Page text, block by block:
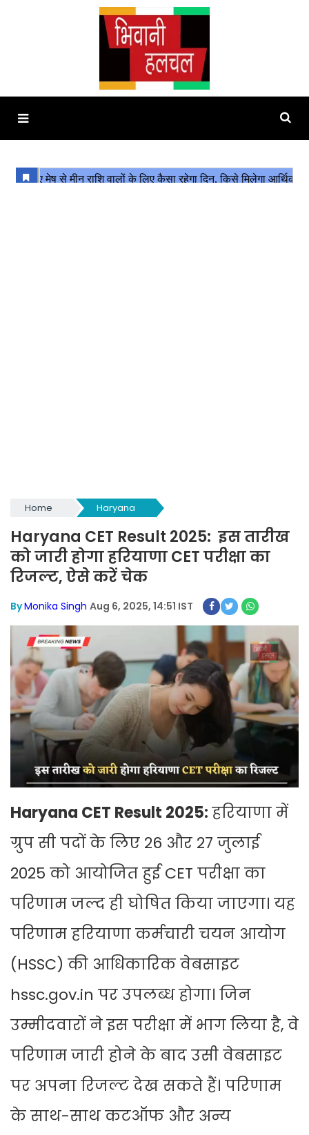
Home Haryana
Haryana CET Result 2025: इस तारीख
को जारी होगा हरियाणा CET परीक्षा का
रिजल्ट, ऐसे करें चेक
ByMonika Singh Aug 6, 2025, 14:51 IST
Haryana CET Result 2025:हरियाणा में
ग्रुप सी पदों के लिए 26 और 27 जुलाई
2025 को आयोजित हुई CET परीक्षा का
परिणाम जल्द ही घोषित किया जाएगा। यह
परिणाम हरियाणा कर्मचारी चयन आयोग
(HSSC) की आधिकारिक वेबसाइट
hssc.gov.in पर उपलब्ध होगा। जिन
उम्मीदवारों ने इस परीक्षा में भाग लिया है, वे
परिणाम जारी होने के बाद उसी वेबसाइट
पर अपना रिजल्ट देख सकते हैं। परिणाम
के साथ-साथ कटऑफ और अन्य